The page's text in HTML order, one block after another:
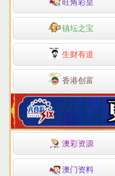
旺角彩皇
镇坛之宝
生财有道
香港创富
澳彩资源
澳门资料